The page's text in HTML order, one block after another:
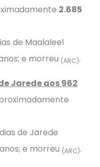
2.685
de Maalaleel
e morreu (ARC).
Jarede aos 962
de Jarede
e morreu (ARC).